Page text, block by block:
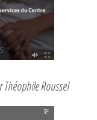
Roussel